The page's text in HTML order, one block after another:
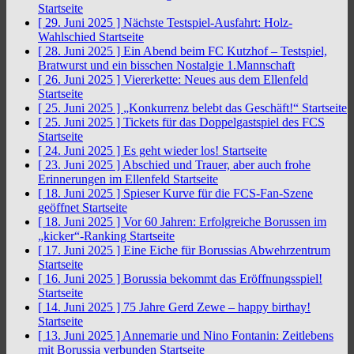
Startseite
[ 29. Juni 2025 ] Nächste Testspiel-Ausfahrt: Holz-
Wahlschied Startseite
[ 28. Juni 2025 ] Ein Abend beim FC Kutzhof – Testspiel,
Bratwurst und ein bisschen Nostalgie 1.Mannschaft
[ 26. Juni 2025 ] Viererkette: Neues aus dem Ellenfeld
Startseite
[ 25. Juni 2025 ] „Konkurrenz belebt das Geschäft!“ Startseite
[ 25. Juni 2025 ] Tickets für das Doppelgastspiel des FCS
Startseite
[ 24. Juni 2025 ] Es geht wieder los! Startseite
[ 23. Juni 2025 ] Abschied und Trauer, aber auch frohe
Erinnerungen im Ellenfeld Startseite
[ 18. Juni 2025 ] Spieser Kurve für die FCS-Fan-Szene
geöffnet Startseite
[ 18. Juni 2025 ] Vor 60 Jahren: Erfolgreiche Borussen im
„kicker“-Ranking Startseite
[ 17. Juni 2025 ] Eine Eiche für Borussias Abwehrzentrum
Startseite
[ 16. Juni 2025 ] Borussia bekommt das Eröffnungsspiel!
Startseite
[ 14. Juni 2025 ] 75 Jahre Gerd Zewe – happy birthay!
Startseite
[ 13. Juni 2025 ] Annemarie und Nino Fontanin: Zeitlebens
mit Borussia verbunden Startseite